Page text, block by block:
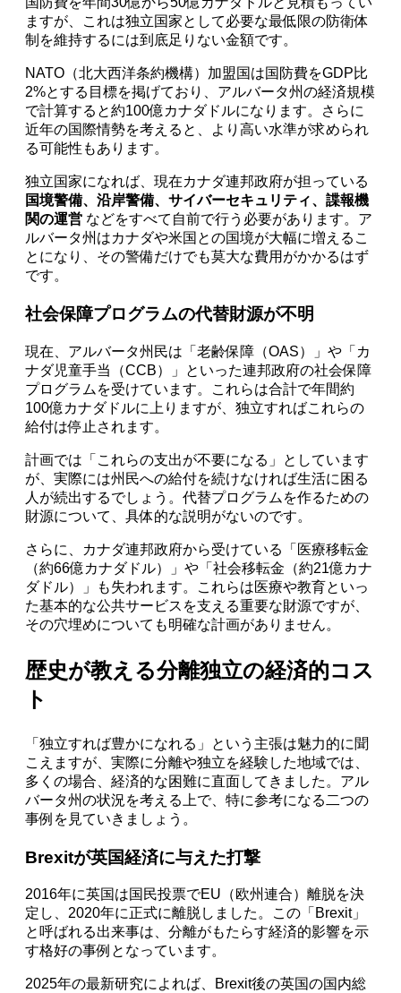
ますが、これは独立国家として必要な最低限の防衛体
制を維持するには到底足りない金額です。
NATO（北大西洋条約機構）加盟国は国防費をGDP比
2%とする目標を掲げており、アルバータ州の経済規模
で計算すると約100億カナダドルになります。さらに
近年の国際情勢を考えると、より高い水準が求められ
る可能性もあります。
独立国家になれば、現在カナダ連邦政府が担っている
国境警備、沿岸警備、サイバーセキュリティ、諜報機
関の運営 などをすべて自前で行う必要があります。ア
ルバータ州はカナダや米国との国境が大幅に増えるこ
とになり、その警備だけでも莫大な費用がかかるはず
です。
社会保障プログラムの代替財源が不明
現在、アルバータ州民は「老齢保障（OAS）」や「カ
ナダ児童手当（CCB）」といった連邦政府の社会保障
プログラムを受けています。これらは合計で年間約
100億カナダドルに上りますが、独立すればこれらの
給付は停止されます。
計画では「これらの支出が不要になる」としています
が、実際には州民への給付を続けなければ生活に困る
人が続出するでしょう。代替プログラムを作るための
財源について、具体的な説明がないのです。
さらに、カナダ連邦政府から受けている「医療移転金
（約66億カナダドル）」や「社会移転金（約21億カナ
ダドル）」も失われます。これらは医療や教育といっ
た基本的な公共サービスを支える重要な財源ですが、
その穴埋めについても明確な計画がありません。
歴史が教える分離独立の経済的コス
ト
「独立すれば豊かになれる」という主張は魅力的に聞
こえますが、実際に分離や独立を経験した地域では、
多くの場合、経済的な困難に直面してきました。アル
バータ州の状況を考える上で、特に参考になる二つの
事例を見ていきましょう。
Brexitが英国経済に与えた打撃
2016年に英国は国民投票でEU（欧州連合）離脱を決
定し、2020年に正式に離脱しました。この「Brexit」
と呼ばれる出来事は、分離がもたらす経済的影響を示
す格好の事例となっています。
2025年の最新研究によれば、Brexit後の英国の国内総